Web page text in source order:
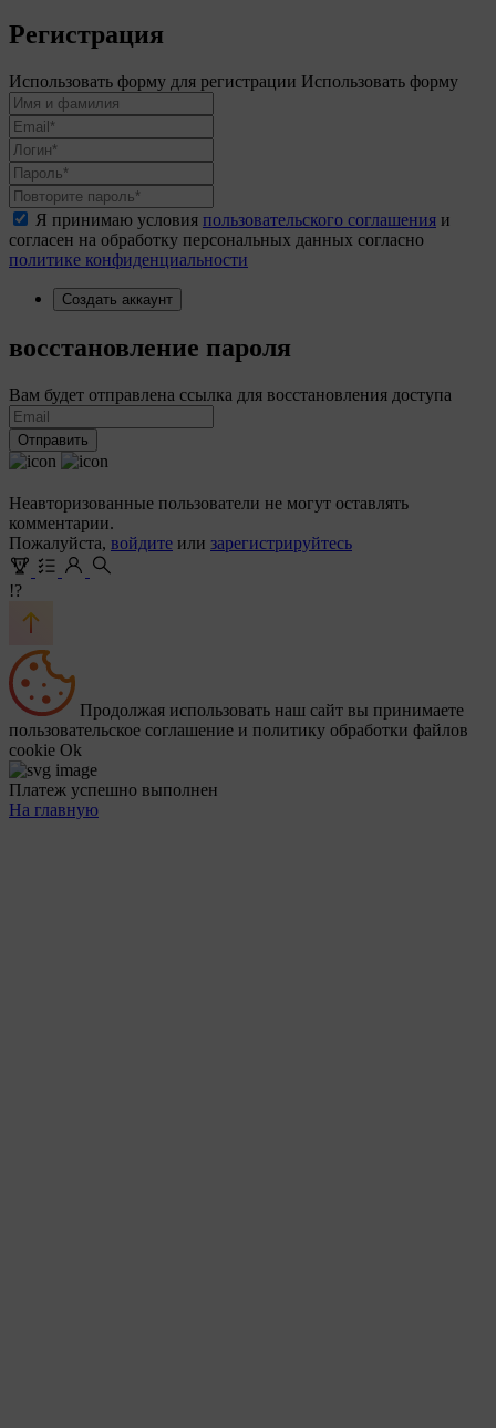
Регистрация
Использовать форму для регистрации Использовать форму
Я принимаю условия пользовательского соглашения и
согласен на обработку персональных данных согласно
политике конфиденциальности
Создать аккаунт
восстановление пароля
Вам будет отправлена ссылка для восстановления доступа
Отправить
Неавторизованные пользователи не могут оставлять
комментарии.
Пожалуйста, войдите или зарегистрируйтесь
!?
Продолжая использовать наш сайт вы принимаете
пользовательское соглашение и политику обработки файлов
cookie Ok
Платеж успешно выполнен
На главную